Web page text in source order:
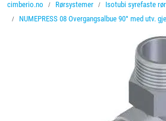
cimberio.no Rørsystemer
Isotubi syrefaste
NUMEPRESS 08 Overgangsalbue 90° med utv.
Vannbehandling